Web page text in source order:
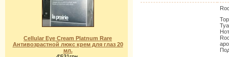
Cellular Eye Cream Platnum Rare
Антивозрастной люкс крем для глаз 20
мл.